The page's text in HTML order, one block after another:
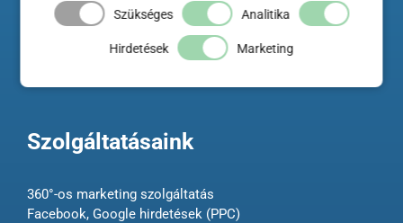
Szükséges Analitika
Hirdetések Marketing
Szolgáltatásaink
360°-os marketing szolgáltatás
Facebook, Google hirdetések (PPC)